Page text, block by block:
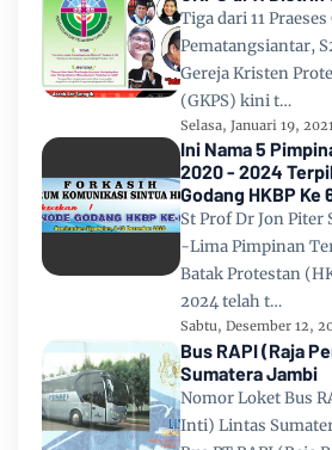
Tiga dari 11
Pematangsiantar,
Gereja Kristen
(GKPS) kini t…
Selasa, Januari 19, 2021
Ini Nama 5
2020 - 2024
Godang HKBP Ke
St Prof Dr Jon Piter
-Lima Pimpinan
Batak Protestan
2024 telah t…
Sabtu, Desember 12,
Bus RAPI (Raja
Sumatera Jambi
Nomor Loket Bus
Inti) Lintas